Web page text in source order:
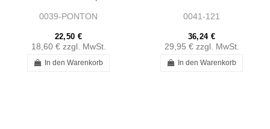
1807250232
0039-PONTON
22,50 €
18,60 € zzgl. MwSt.
In den Warenkorb
0041-121
36,24 €
29,95 € zzgl. MwSt.
In den Warenkorb